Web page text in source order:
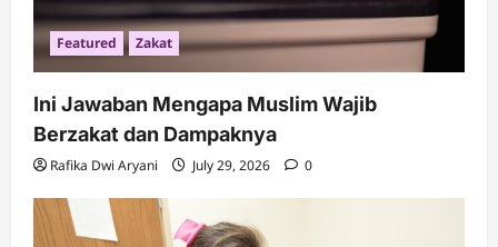
Featured Zakat
Ini Jawaban Mengapa Muslim Wajib
Berzakat dan Dampaknya
Rafika Dwi Aryani July 29, 2026 0